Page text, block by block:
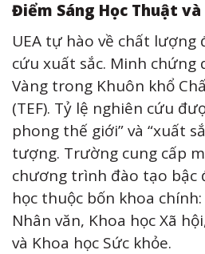
Điểm Sáng Học Thuật
UEA tự hào về chất lượng
cứu xuất sắc. Minh chứng
Vàng trong Khuôn khổ
(TEF). Tỷ lệ nghiên cứu
phong thế giới” và “xuất
tượng. Trường cung cấp
chương trình đào tạo bậc
học thuộc bốn khoa
Nhân văn, Khoa học Xã
và Khoa học Sức khỏe.